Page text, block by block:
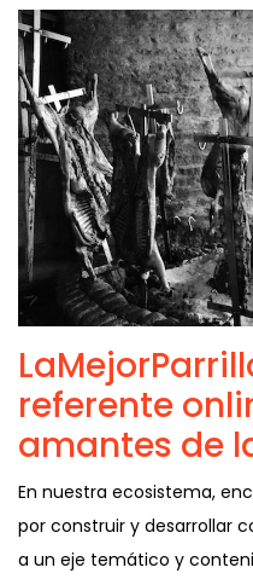
referente
amantes de
En nuestra ecosistema,
por construir y desarrollar
a un eje temático y